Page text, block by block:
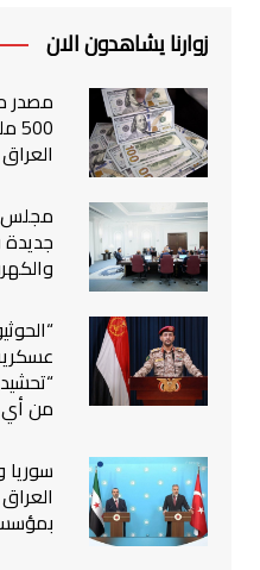
زوارنا يشاهدون الان
مصدر
العراق
مجلس
من
سوريا